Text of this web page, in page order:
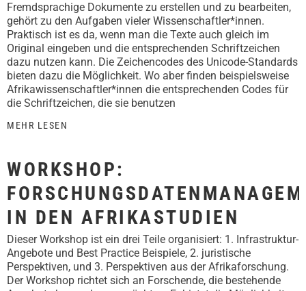
Fremdsprachige Dokumente zu erstellen und zu bearbeiten,
gehört zu den Aufgaben vieler Wissenschaftler*innen.
Praktisch ist es da, wenn man die Texte auch gleich im
Original eingeben und die entsprechenden Schriftzeichen
dazu nutzen kann. Die Zeichencodes des Unicode-Standards
bieten dazu die Möglichkeit. Wo aber finden beispielsweise
Afrikawissenschaftler*innen die entsprechenden Codes für
die Schriftzeichen, die sie benutzen
MEHR LESEN
WORKSHOP:
IN DEN AFRIKASTUDIEN
Dieser Workshop ist ein drei Teile organisiert: 1. Infrastruktur-
Angebote und Best Practice Beispiele, 2. juristische
Perspektiven, und 3. Perspektiven aus der Afrikaforschung.
Der Workshop richtet sich an Forschende, die bestehende